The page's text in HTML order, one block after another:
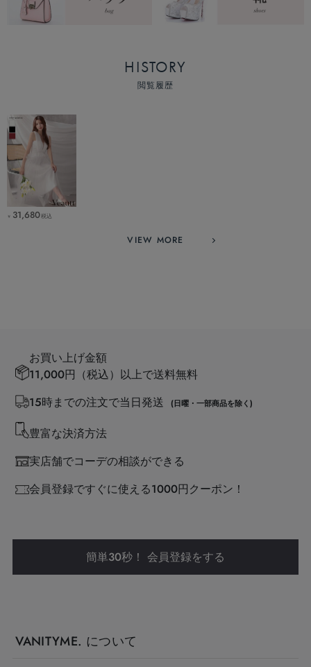
HISTORY
閲覧履歴
￥ 31,680税込
VIEW MORE
お買い上げ金額
11,000円（税込）以上で送料無料
15時までの注文で当日発送
(日曜・一部商品を除く)
豊富な決済方法
実店舗でコーデの相談ができる
会員登録ですぐに使える1000円クーポン！
簡単30秒！ 会員登録をする
VANITYME. について